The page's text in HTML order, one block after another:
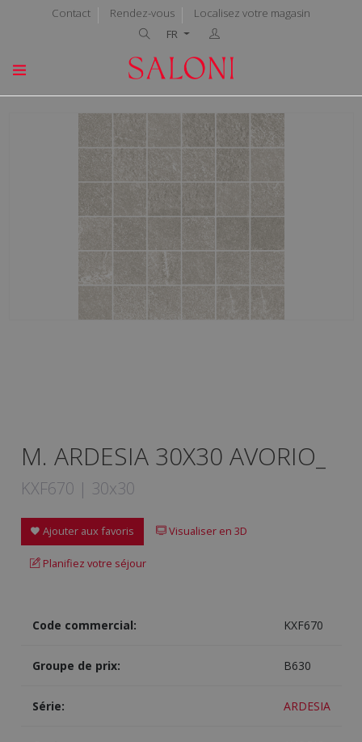
Contact Rendez-vous
Localisez votre magasin
FR
M. ARDESIA 30X30 AVORIO_
KXF670 | 30x30
Ajouter aux favoris Visualiser en 3D
Planifiez votre séjour
Code commercial: KXF670
Groupe de prix: B630
Série: ARDESIA